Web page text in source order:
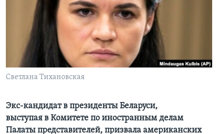
Learning English
СОЦИАЛЬНЫЕ СЕТИ
Светлана Тихановская
Экс-кандидат в президенты Беларуси,
выступая в Комитете по иностранным делам
Палаты представителей, призвала американских